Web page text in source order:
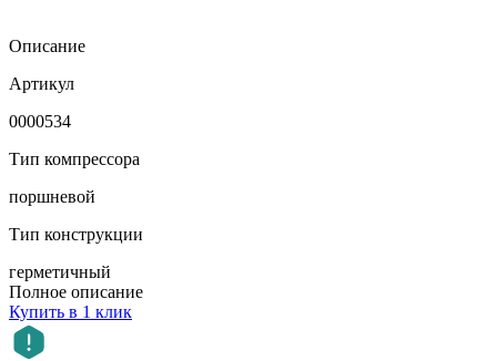
Описание
Артикул
0000534
Тип компрессора
поршневой
Тип конструкции
герметичный
Полное описание
Купить в 1 клик